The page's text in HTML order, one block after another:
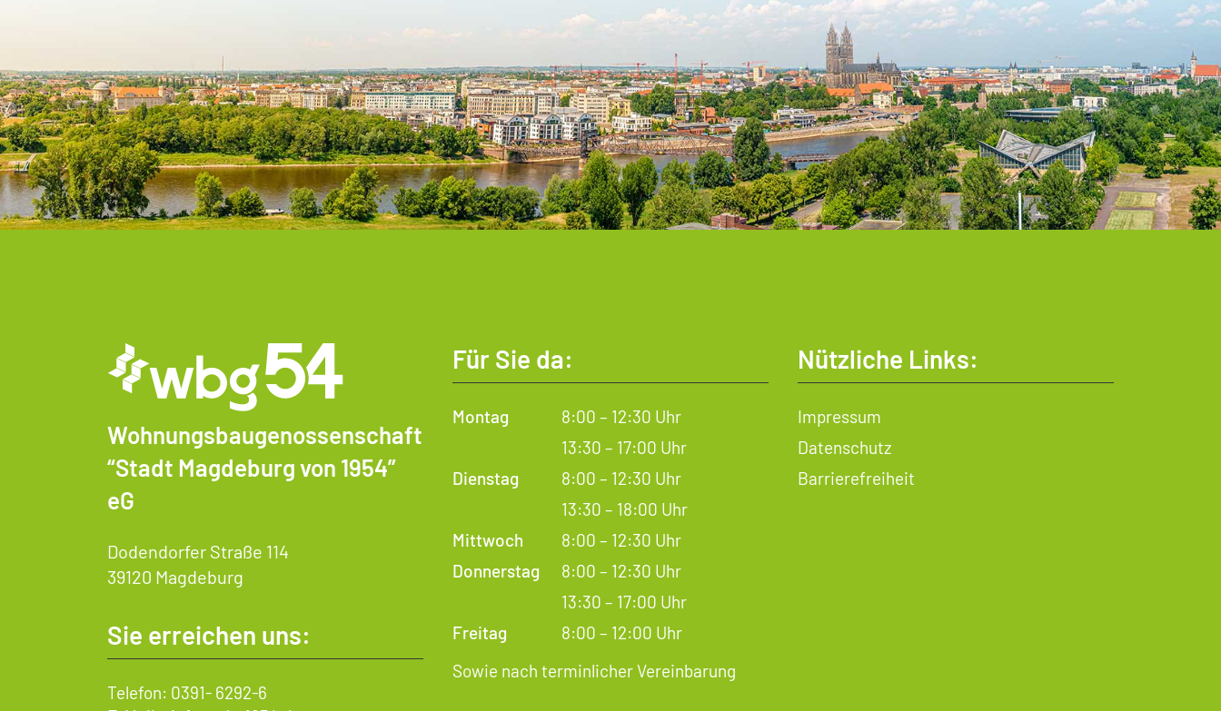
Wohnungsbaugenossenschaft
“Stadt Magdeburg von 1954”
eG
Dodendorfer Straße 114
39120 Magdeburg
Sie erreichen uns:
Telefon: 0391- 6292-6
Für Sie da:
Montag
8:00 – 12:30 Uhr
13:30 – 17:00 Uhr
Dienstag
8:00 – 12:30 Uhr
13:30 – 18:00 Uhr
Mittwoch
8:00 – 12:30 Uhr
Donnerstag
8:00 – 12:30 Uhr
13:30 – 17:00 Uhr
Freitag
8:00 – 12:00 Uhr
Sowie nach terminlicher Vereinbarung
Nützliche Links:
Impressum
Datenschutz
Barrierefreiheit